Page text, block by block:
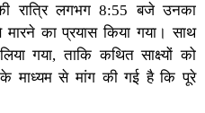
रात्रि लगभग 8:55 बजे उनका
का प्रयास किया गया। साथ
गया, ताकि कथित साक्ष्यों को
के माध्यम से मांग की गई है कि पूरे